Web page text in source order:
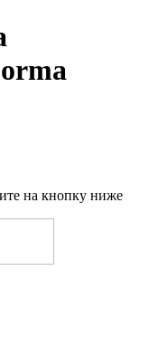
на кнопку ниже